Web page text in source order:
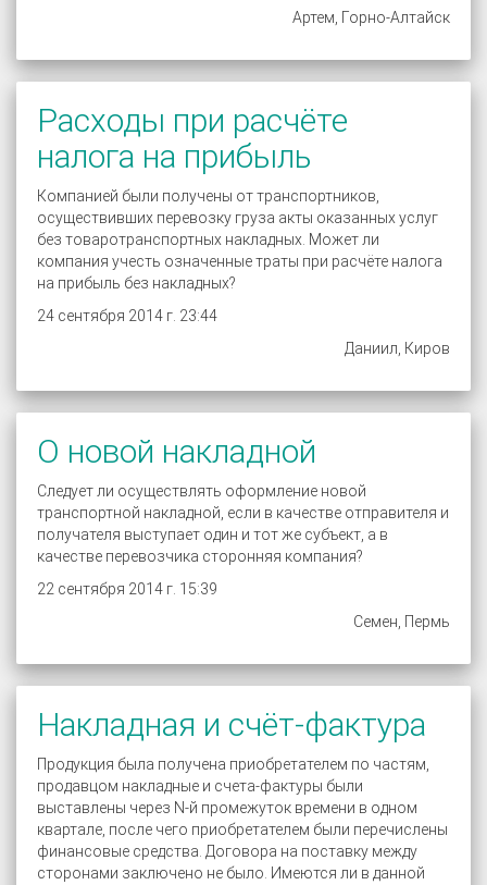
Артем, Горно-Алтайск
Расходы при расчёте
налога на прибыль
Компанией были получены от транспортников,
осуществивших перевозку груза акты оказанных услуг
без товаротранспортных накладных. Может ли
компания учесть означенные траты при расчёте налога
на прибыль без накладных?
24 сентября 2014 г. 23:44
Даниил, Киров
О новой накладной
Следует ли осуществлять оформление новой
транспортной накладной, если в качестве отправителя и
получателя выступает один и тот же субъект, а в
качестве перевозчика сторонняя компания?
22 сентября 2014 г. 15:39
Семен, Пермь
Накладная и счёт-фактура
Продукция была получена приобретателем по частям,
продавцом накладные и счета-фактуры были
выставлены через N-й промежуток времени в одном
квартале, после чего приобретателем были перечислены
финансовые средства. Договора на поставку между
сторонами заключено не было. Имеются ли в данной